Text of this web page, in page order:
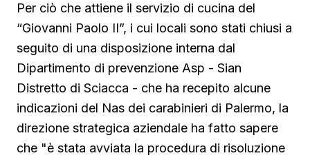
Per ciò che attiene il servizio di cucina del
“Giovanni Paolo II”, i cui locali sono stati chiusi a
seguito di una disposizione interna dal
Dipartimento di prevenzione Asp - Sian
Distretto di Sciacca - che ha recepito alcune
indicazioni del Nas dei carabinieri di Palermo, la
direzione strategica aziendale ha fatto sapere
che "è stata avviata la procedura di risoluzione